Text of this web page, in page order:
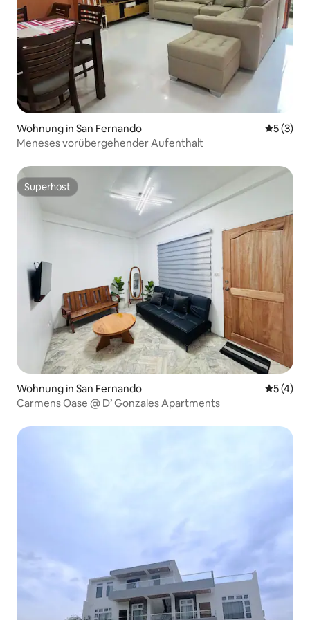
Wohnung in San Fernando
5 (3)
Meneses vorübergehender Aufenthalt
Superhost
Superhost
Wohnung in San Fernando
5 (4)
Carmens Oase @ D’ Gonzales Apartments